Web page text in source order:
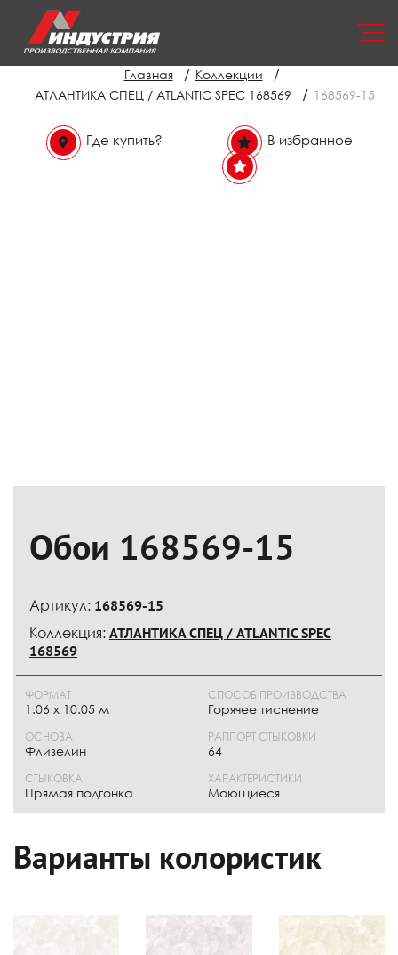
Главная / Коллекции /
АТЛАНТИКА СПЕЦ / ATLANTIC SPEC 168569 / 168569-15
Где купить? В избранное
Обои 168569-15
Артикул: 168569-15
Коллекция: АТЛАНТИКА СПЕЦ / ATLANTIC SPEC
168569
ФОРМАТ
1.06 x 10.05 м
ОСНОВА
Флизелин
СПОСОБ ПРОИЗВОДСТВА
Горячее тиснение
РАППОРТ СТЫКОВКИ
64
СТЫКОВКА
Прямая подгонка
ХАРАКТЕРИСТИКИ
Моющиеся
Варианты колористик